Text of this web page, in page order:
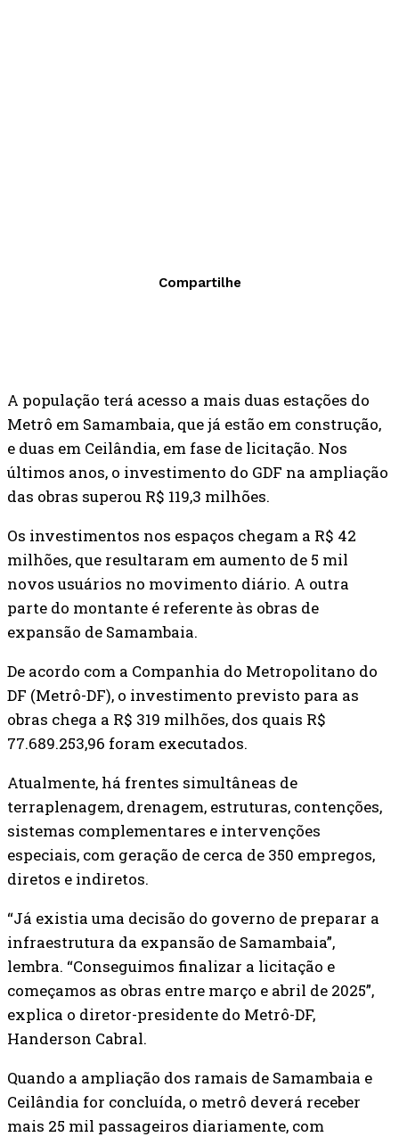
Compartilhe
A população terá acesso a mais duas estações do
Metrô em Samambaia, que já estão em construção,
e duas em Ceilândia, em fase de licitação. Nos
últimos anos, o investimento do GDF na ampliação
das obras superou R$ 119,3 milhões.
Os investimentos nos espaços chegam a R$ 42
milhões, que resultaram em aumento de 5 mil
novos usuários no movimento diário. A outra
parte do montante é referente às obras de
expansão de Samambaia.
De acordo com a Companhia do Metropolitano do
DF (Metrô-DF), o investimento previsto para as
obras chega a R$ 319 milhões, dos quais R$
77.689.253,96 foram executados.
Atualmente, há frentes simultâneas de
terraplenagem, drenagem, estruturas, contenções,
sistemas complementares e intervenções
especiais, com geração de cerca de 350 empregos,
diretos e indiretos.
“Já existia uma decisão do governo de preparar a
infraestrutura da expansão de Samambaia”,
lembra. “Conseguimos finalizar a licitação e
começamos as obras entre março e abril de 2025”,
explica o diretor-presidente do Metrô-DF,
Handerson Cabral.
Quando a ampliação dos ramais de Samambaia e
Ceilândia for concluída, o metrô deverá receber
mais 25 mil passageiros diariamente, com